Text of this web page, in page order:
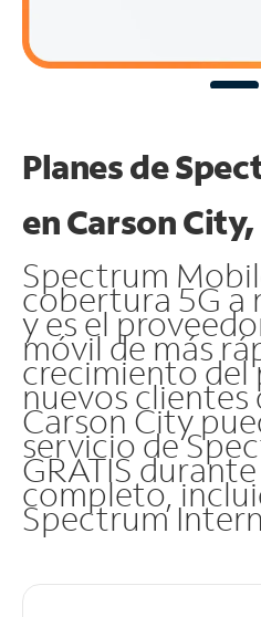
Planes de
en Carson
Spectrum
cobertura 5G a
y es el
móvil de más
crecimiento del
nuevos clientes
Carson City
servicio de
GRATIS
completo,
Spectrum